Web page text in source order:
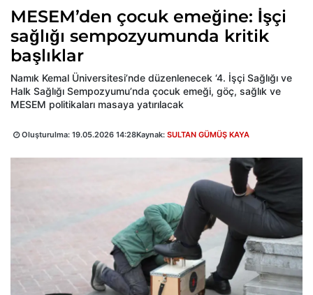
MESEM’den çocuk emeğine: İşçi
sağlığı sempozyumunda kritik
başlıklar
Namık Kemal Üniversitesi’nde düzenlenecek ‘4. İşçi Sağlığı ve
Halk Sağlığı Sempozyumu’nda çocuk emeği, göç, sağlık ve
MESEM politikaları masaya yatırılacak
Oluşturulma: 19.05.2026 14:28Kaynak: SULTAN GÜMÜŞ KAYA